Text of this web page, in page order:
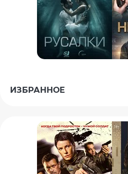
ИЗБРАННОЕ